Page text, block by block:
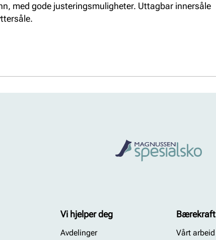
med gode justeringsmuligheter. Uttagbar innersåle
Vi hjelper deg
Avdelinger
Bærekraft
Vårt arbeid